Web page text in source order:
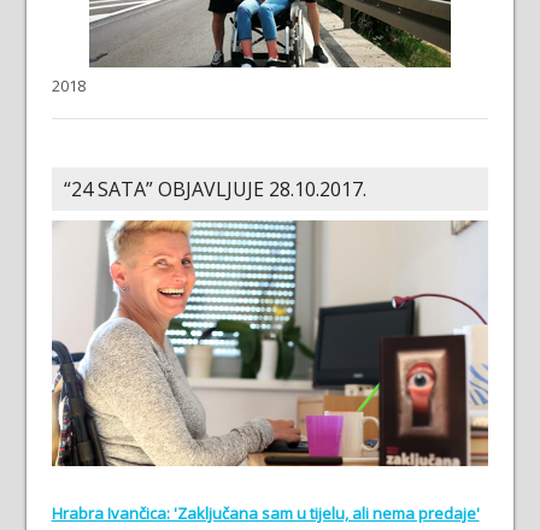
2018
“24 SATA” OBJAVLJUJE 28.10.2017.
Hrabra Ivančica: 'Zaključana sam u tijelu, ali nema predaje'